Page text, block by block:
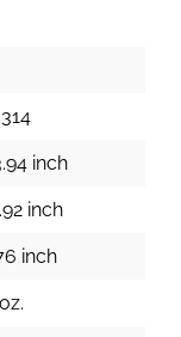
inch
inch
inch